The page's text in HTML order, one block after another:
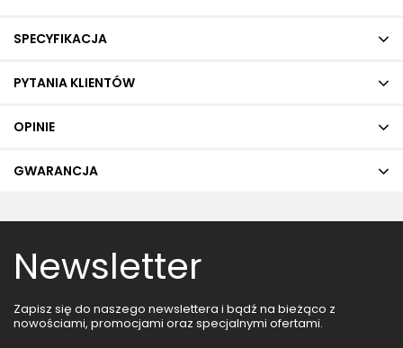
SPECYFIKACJA
PYTANIA KLIENTÓW
OPINIE
GWARANCJA
Newsletter
Zapisz się do naszego newslettera i bądź na bieżąco z
nowościami, promocjami oraz specjalnymi ofertami.